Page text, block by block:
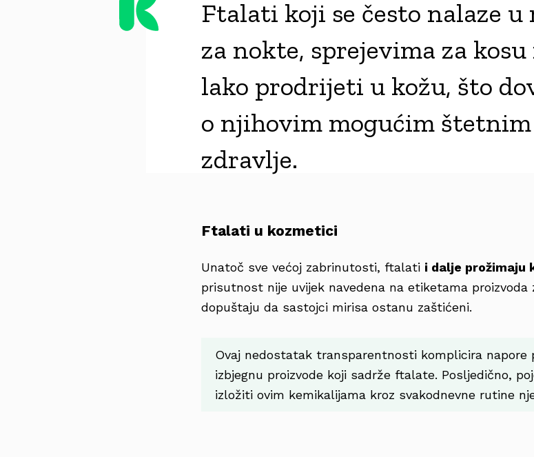
Ftalati koji se često nalaze
za nokte, sprejevima za
lako prodrijeti u kožu, što
o njihovim mogućim
zdravlje.
Ftalati u kozmetici
Unatoč sve većoj zabrinutosti, ftalati i dalje prožimaju
prisutnost nije uvijek navedena na etiketama
dopuštaju da sastojci mirisa ostanu zaštićeni.
Ovaj nedostatak transparentnosti komplicira napore
izbjegnu proizvode koji sadrže ftalate. Posljedično,
izložiti ovim kemikalijama kroz svakodnevne rutine